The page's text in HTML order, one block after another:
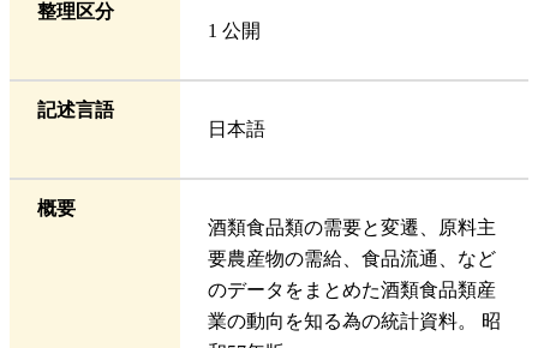
整理区分
1 公開
記述言語
日本語
概要
酒類食品類の需要と変遷、原料主
要農産物の需給、食品流通、など
のデータをまとめた酒類食品類産
業の動向を知る為の統計資料。 昭